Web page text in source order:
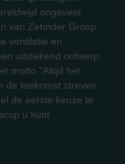
ongeveer
van Zehnder Group
ventilatie en
uitstekend ontwerp
motto "Altijd het
de toekomst streven
de eerste keuze te
u kunt